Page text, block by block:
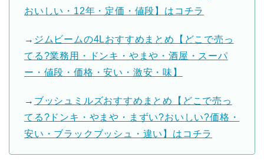
おいしい・12年・定価・値段】はコチラ
→ ジムビームの4Lおすすめまとめ【どこで売っ
てる?業務用・ドンキ・やまや・酒屋・スーパ
ー・値段・価格・安い・激安・味】
→ ブッシュミルズおすすめまとめ【どこで売っ
てる?ドンキ・やまや・まずい?おいしい?価格・
安い・ブラックブッシュ・違い】はコチラ